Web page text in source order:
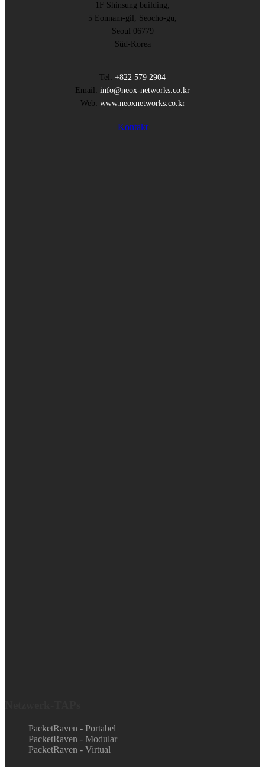
1F Shinsung building,
5 Eonnam-gil, Seocho-gu,
Seoul 06779
Süd-Korea
Tel: +822 579 2904
Email: info@neox-networks.co.kr
Web: www.neoxnetworks.co.kr
Kontakt
PacketRaven - Portabel
PacketRaven - Modular
PacketRaven - Virtual